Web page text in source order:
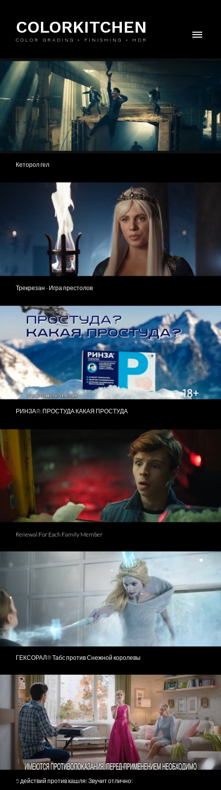
COLORKITCHEN
COLOR GRADING • FINISHING • HDR
Кеторол гел
Трекрезан - Игра престолов
РИНЗА®. ПРОСТУДА КАКАЯ ПРОСТУДА
Renewal For Each Family Member
ГЕКСОРАЛ® Табс против Снежной королевы
5 действий против кашля! Звучит отлично!